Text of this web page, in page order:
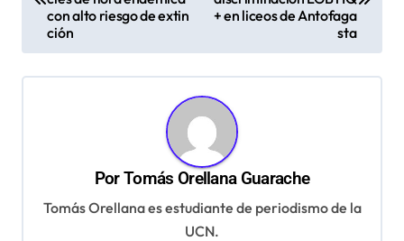
e
g
con alto riesgo de extin
ción
+ en liceos de Antofaga
sta
PorTomás Orellana Guarache
Tomás Orellana es estudiante de periodismo de la
UCN.